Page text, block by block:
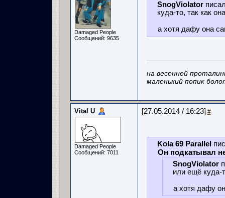
Damaged People
Сообщений: 9635
SnogViolator
куда-то, так как
а хотя дафу она
на весенней
маленький попик
Vital U
Damaged People
Сообщений: 7011
[27.05.2014 / 16:23] #
Kola 69 Parallel
Он подкатывал
SnogViolator
или ещё куда-
а хотя дафу